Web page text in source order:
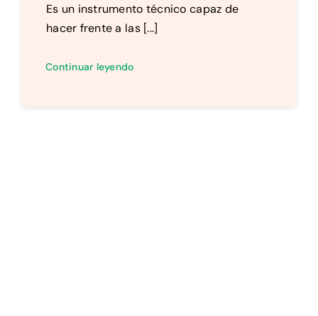
Es un instrumento técnico capaz de
hacer frente a las [...]
Continuar leyendo